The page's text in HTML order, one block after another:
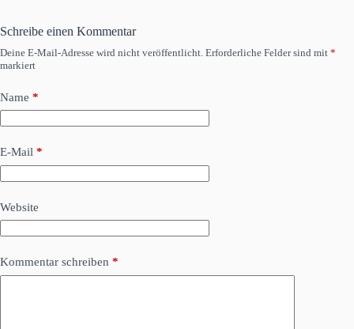
Schreibe einen Kommentar
Deine E-Mail-Adresse wird nicht veröffentlicht. Erforderliche Felder sind mit *
markiert
Name *
E-Mail *
Website
Kommentar schreiben *